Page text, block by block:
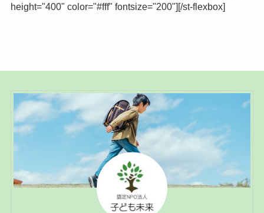
height="400" color="#fff" fontsize="200"][/st-flexbox]